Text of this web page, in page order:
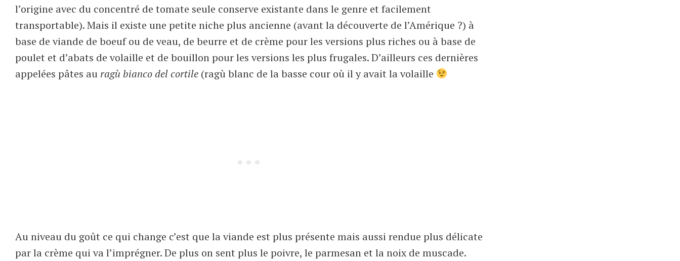
l’origine avec du concentré de tomate seule conserve existante dans le genre et facilement
transportable). Mais il existe une petite niche plus ancienne (avant la découverte de l’Amérique ?) à
base de viande de boeuf ou de veau, de beurre et de crème pour les versions plus riches ou à base de
poulet et d’abats de volaille et de bouillon pour les versions les plus frugales. D’ailleurs ces dernières
appelées pâtes au ragù bianco del cortile (ragù blanc de la basse cour où il y avait la volaille
Au niveau du goût ce qui change c’est que la viande est plus présente mais aussi rendue plus délicate
par la crème qui va l’imprégner. De plus on sent plus le poivre, le parmesan et la noix de muscade.